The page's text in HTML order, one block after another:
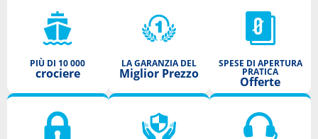
PIÙ DI 10 000
crociere
LA GARANZIA DEL
Miglior Prezzo
SPESE DI APERTURA
PRATICA
Offerte